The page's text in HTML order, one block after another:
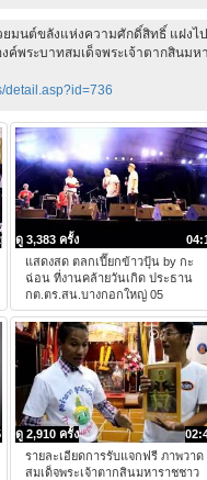
มนต์ขลังแห่งความศักดิ์สิทธิ์ แฝง
ค์พระบาทสมเด็จพระเจ้าตากสินม
detail.asp?id=736
ดู 3,383 ครั้ง
แสดงสด ตลกเปี๊ยกข้าวปุ้น by กะ
ฉ่อน ที่งานคล้ายวันเกิด ประธาน
กต.ตร.สน.บางกอกใหญ่ 05
ดู 2,910 ครั้ง
รายละเอียดการรับแจกฟรี ภาพวาด
สมเด็จพระเจ้าตากสินมหาราชชาว